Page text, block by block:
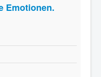
Emotionen.